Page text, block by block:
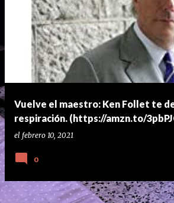
r
d
a
s
Vuelve el maestro: Ken Follet te
respiración. (https://amzn.to/
el febrero 10, 2021
0